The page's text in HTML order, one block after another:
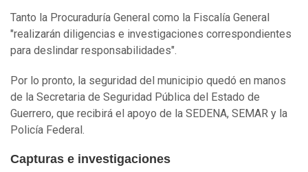
Tanto la Procuraduría General como la Fiscalía General
"realizarán diligencias e investigaciones correspondientes
para deslindar responsabilidades".
Por lo pronto, la seguridad del municipio quedó en manos
de la Secretaria de Seguridad Pública del Estado de
Guerrero, que recibirá el apoyo de la SEDENA, SEMAR y la
Policía Federal.
Capturas e investigaciones